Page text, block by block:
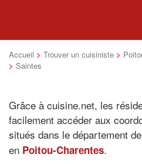
Accueil > Trouver un cuisiniste >
> Saintes
Grâce à cuisine.net, les
facilement accéder aux
situés dans le département
en Poitou-Charentes.